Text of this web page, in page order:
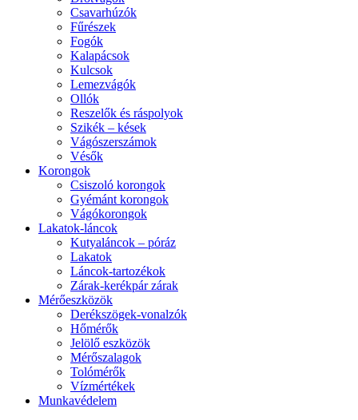
Csavarhúzók
Fűrészek
Fogók
Kalapácsok
Kulcsok
Lemezvágók
Ollók
Reszelők és ráspolyok
Szikék – kések
Vágószerszámok
Vésők
Korongok
Csiszoló korongok
Gyémánt korongok
Vágókorongok
Lakatok-láncok
Kutyaláncok – póráz
Lakatok
Láncok-tartozékok
Zárak-kerékpár zárak
Mérőeszközök
Derékszögek-vonalzók
Hőmérők
Jelölő eszközök
Mérőszalagok
Tolómérők
Vízmértékek
Munkavédelem